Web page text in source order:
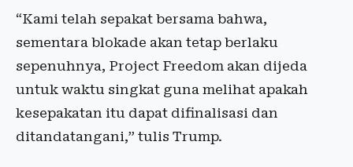
“Kami telah sepakat bersama bahwa,
sementara blokade akan tetap berlaku
sepenuhnya, Project Freedom akan dijeda
untuk waktu singkat guna melihat apakah
kesepakatan itu dapat difinalisasi dan
ditandatangani,” tulis Trump.